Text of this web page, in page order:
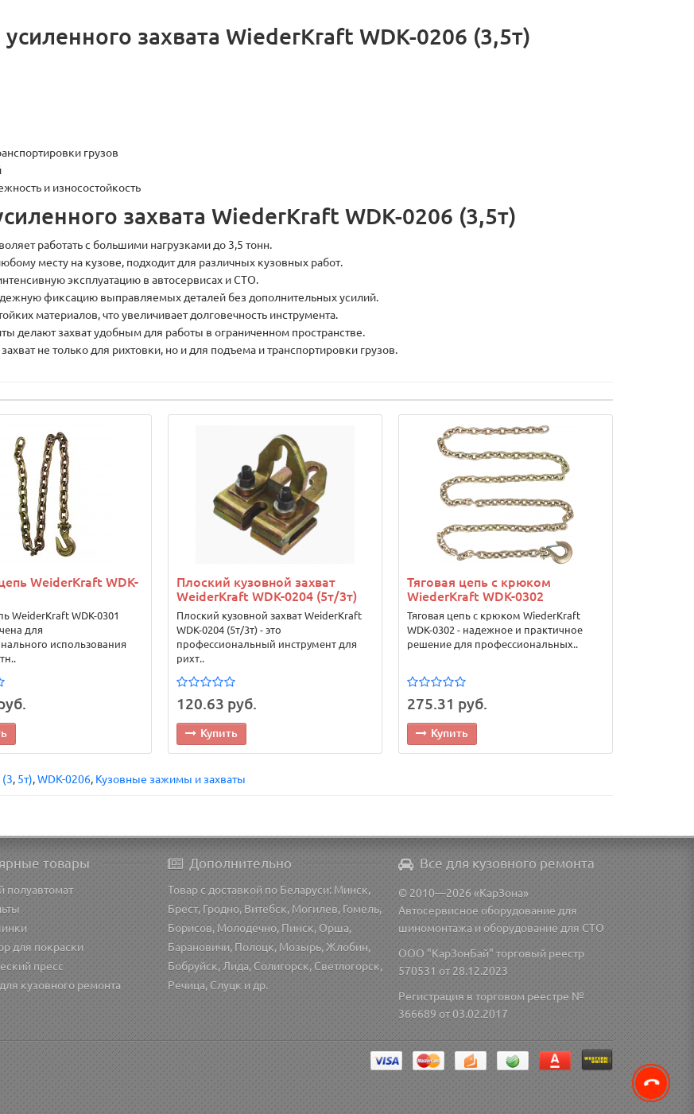
захвата WiederKraft WDK-0206 (3,5т)
грузов
и износостойкость
захвата WiederKraft WDK-0206 (3,5т)
работать с большими нагрузками до 3,5 тонн.
месту на кузове, подходит для различных кузовных работ.
эксплуатацию в автосервисах и СТО.
фиксацию выправляемых деталей без дополнительных усилий.
материалов, что увеличивает долговечность инструмента.
делают захват удобным для работы в ограниченном пространстве.
не только для рихтовки, но и для подъема и транспортировки грузов.
WeiderKraft WDK-
WeiderKraft WDK-0301
для
использования
Плоский кузовной захват
WeiderKraft WDK-0204 (5т/3т)
Плоский кузовной захват WeiderKraft
WDK-0204 (5т/3т) - это
профессиональный инструмент для
рихт..
120.63 руб.
Купить
Тяговая цепь с крюком
WiederKraft WDK-0302
Тяговая цепь с крюком WiederKraft
WDK-0302 - надежное и практичное
решение для профессиональных..
275.31 руб.
Купить
, 5т),WDK-0206, Кузовные зажимы и захваты
товары
полуавтомат
для покраски
пресс
кузовного ремонта
Дополнительно
Товар с доставкой по Беларуси: Минск,
Брест, Гродно, Витебск, Могилев, Гомель,
Борисов, Молодечно, Пинск, Орша,
Барановичи, Полоцк, Мозырь, Жлобин,
Бобруйск, Лида, Солигорск, Светлогорск,
Речица, Слуцк и др.
Все для кузовного ремонта
© 2010—2026 «КарЗона»
Автосервисное оборудование для
шиномонтажа и оборудование для СТО
ООО "КарЗонБай" торговый реестр
570531 от 28.12.2023
Регистрация в торговом реестре №
366689 от 03.02.2017